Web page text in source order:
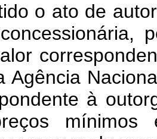
o ato de
Agência
à
mínimos